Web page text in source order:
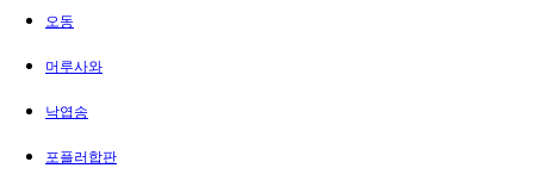
오동
머루사와
낙엽송
포플러합판